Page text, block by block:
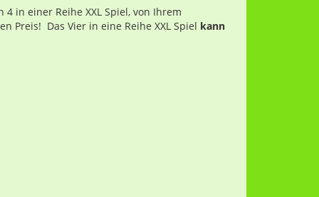
in einer Reihe XXL Spiel, von Ihrem
Preis! Das Vier in eine Reihe XXL Spiel kann